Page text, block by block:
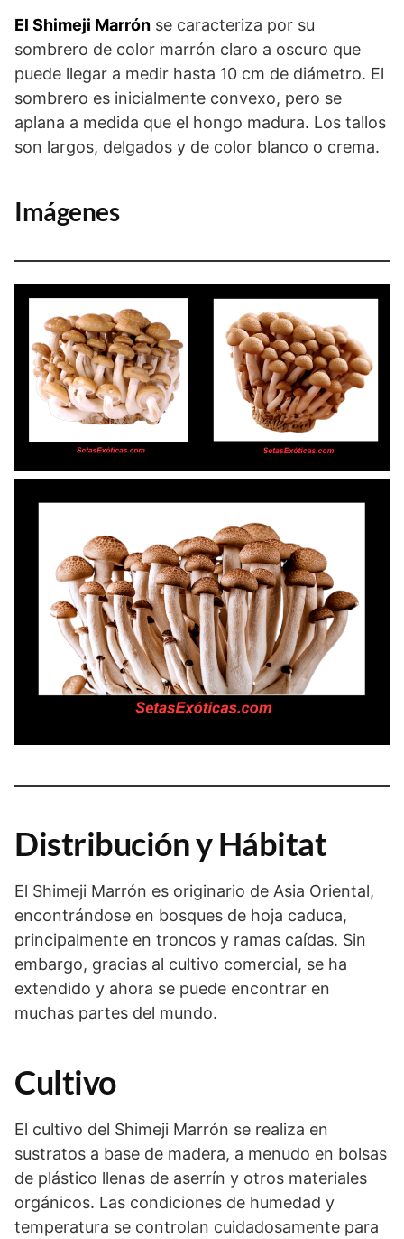
El Shimeji Marrón se caracteriza por su
sombrero de color marrón claro a oscuro que
puede llegar a medir hasta 10 cm de diámetro. El
sombrero es inicialmente convexo, pero se
aplana a medida que el hongo madura. Los tallos
son largos, delgados y de color blanco o crema.
Imágenes
Distribución y Hábitat
El Shimeji Marrón es originario de Asia Oriental,
encontrándose en bosques de hoja caduca,
principalmente en troncos y ramas caídas. Sin
embargo, gracias al cultivo comercial, se ha
extendido y ahora se puede encontrar en
muchas partes del mundo.
Cultivo
El cultivo del Shimeji Marrón se realiza en
sustratos a base de madera, a menudo en bolsas
de plástico llenas de aserrín y otros materiales
orgánicos. Las condiciones de humedad y
temperatura se controlan cuidadosamente para